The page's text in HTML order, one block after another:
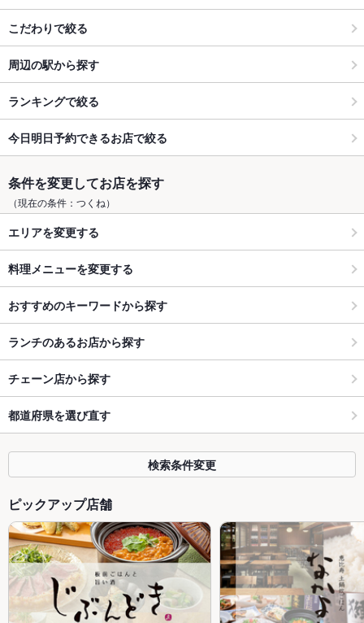
こだわりで絞る
周辺の駅から探す
ランキングで絞る
今日明日予約できるお店で絞る
条件を変更してお店を探す
（現在の条件：つくね）
エリアを変更する
料理メニューを変更する
おすすめのキーワードから探す
ランチのあるお店から探す
チェーン店から探す
都道府県を選び直す
検索条件変更
ピックアップ店舗